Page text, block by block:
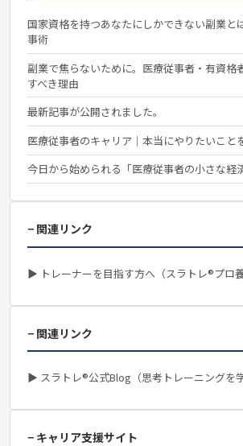
国家資格を持つあなたにしかできない副業と
事術
副業で焦らないために。医療従事者・有資格
すべき理由
最新記事が公開されました。
医療従事者のキャリア｜本当にやりたいこと
今日から始められる「医療従事者の小さな経
− 関連リンク
▶ トレーナーを目指す方へ（スラトレ®プロ養
− 関連リンク
▶ スラトレ®公式Blog（思考トレーニングを学
− キャリア支援サイト